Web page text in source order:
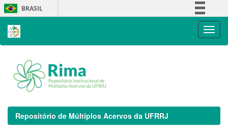
Skip
navigation
BRASIL
Repositório de Múltiplos Acervos da UFRRJ